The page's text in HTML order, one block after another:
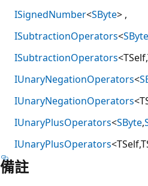
ISignedNumber<SByte>
ISubtractionOperators<SByte
ISubtractionOperators
IUnaryNegationOperators<
IUnaryNegationOperators
IUnaryPlusOperators<SByte,
IUnaryPlusOperators
備註